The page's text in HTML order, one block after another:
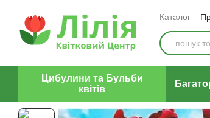
Каталог
Відгуки
Цибулини та Бульби
квітів